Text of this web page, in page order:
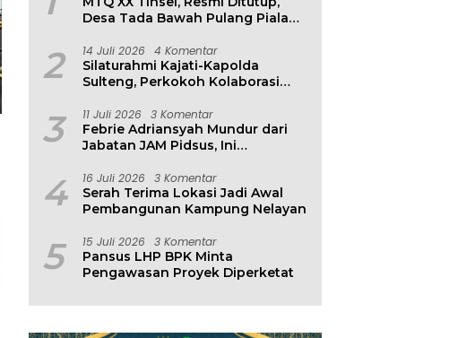
Desa Tada Bawah Pulang Piala
2 14 Juli 2026 4 Komentar
Silaturahmi Kajati-Kapolda
Sulteng, Perkokoh Kolaborasi
3 11 Juli 2026 3 Komentar
Febrie Adriansyah Mundur dari
Jabatan JAM Pidsus, Ini
4 16 Juli 2026 3 Komentar
Serah Terima Lokasi Jadi Awal
Pembangunan Kampung Nelayan
5 15 Juli 2026 3 Komentar
Pansus LHP BPK Minta
Pengawasan Proyek Diperketat